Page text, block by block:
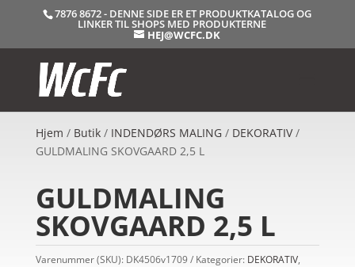
7876 8672 - DENNE SIDE ER ET PRODUKTKATALOG OG
LINKER TIL SHOPS MED PRODUKTERNE
HEJ@WCFC.DK
Hjem / Butik/ INDENDØRS MALING/ DEKORATIV/
GULDMALING SKOVGAARD 2,5 L
GULDMALING
SKOVGAARD 2,5 L
Varenummer (SKU): DK4506v1709 Kategorier: DEKORATIV,